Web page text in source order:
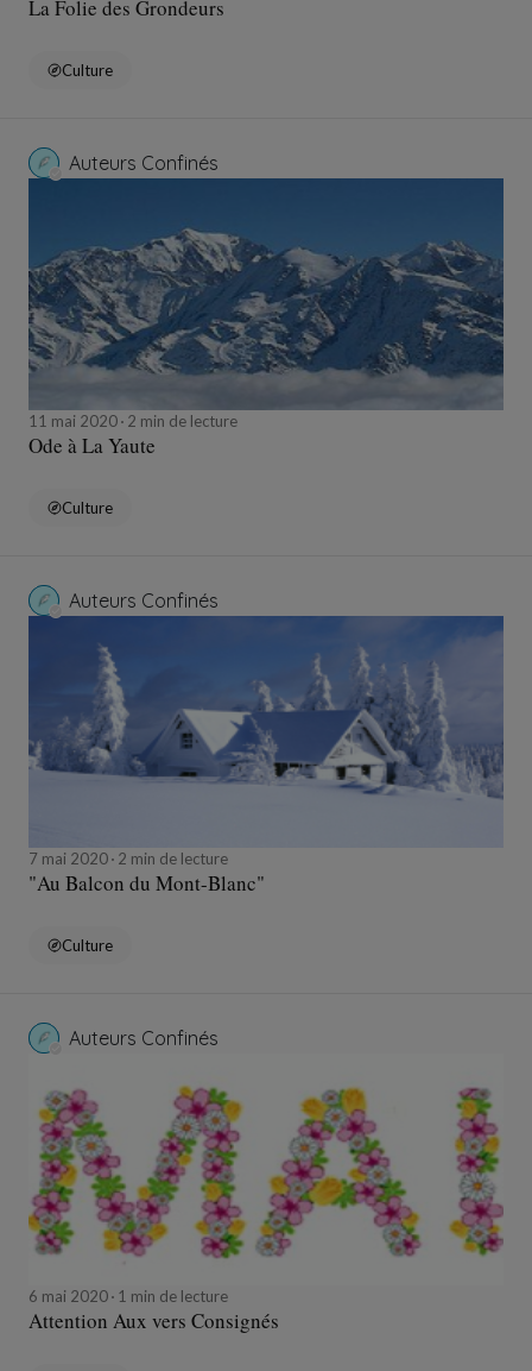
La Folie des Grondeurs
Culture
Auteurs Confinés
11 mai 2020 2 min de lecture
Ode à La Yaute
Culture
Auteurs Confinés
7 mai 2020 2 min de lecture
"Au Balcon du Mont-Blanc"
Culture
Auteurs Confinés
6 mai 2020 1 min de lecture
Attention Aux vers Consignés